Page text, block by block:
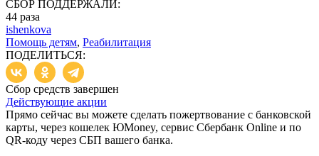
СБОР ПОДДЕРЖАЛИ:
44 раза
ishenkova
Помощь детям, Реабилитация
ПОДЕЛИТЬСЯ:
Сбор средств завершен
Действующие акции
Прямо сейчас вы можете сделать пожертвование с банковской
карты, через кошелек ЮMoney, сервис Сбербанк Online и по
QR-коду через СБП вашего банка.